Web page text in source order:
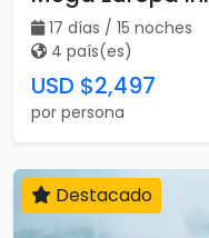
17 días
Mega Europa
17 días / 15 noches
4 país(es)